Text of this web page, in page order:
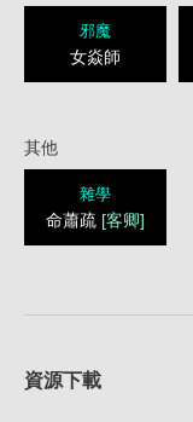
邪魔
女焱師
其他
雜學
命蕭疏 [客卿]
資源下載